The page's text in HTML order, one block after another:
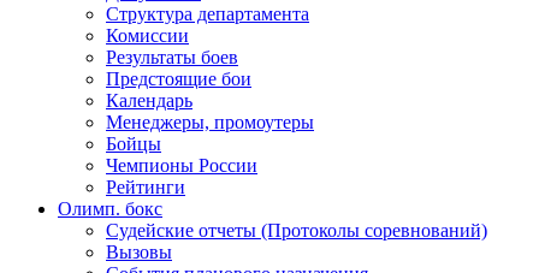
Структура департамента
Комиссии
Результаты боев
Предстоящие бои
Календарь
Менеджеры, промоутеры
Бойцы
Чемпионы России
Рейтинги
Олимп. бокс
Судейские отчеты (Протоколы соревнований)
Вызовы